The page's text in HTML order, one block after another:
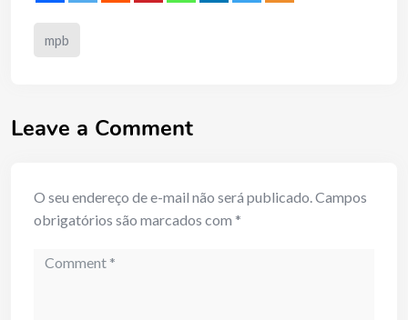
mpb
Leave a Comment
O seu endereço de e-mail não será publicado.Campos
obrigatórios são marcados com *
Comment